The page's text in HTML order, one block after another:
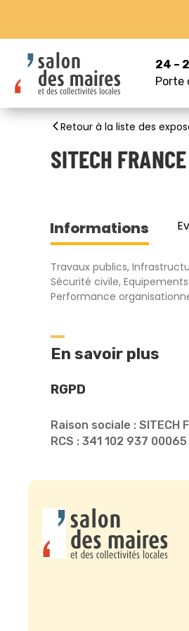
24 –
Porte
Retour à la liste des
SITECH FRANCE
Informations
Travaux publics,
Sécurité civile,
Performance
En savoir plus
RGPD
Raison sociale : SITECH
RCS : 341 102 937 00065